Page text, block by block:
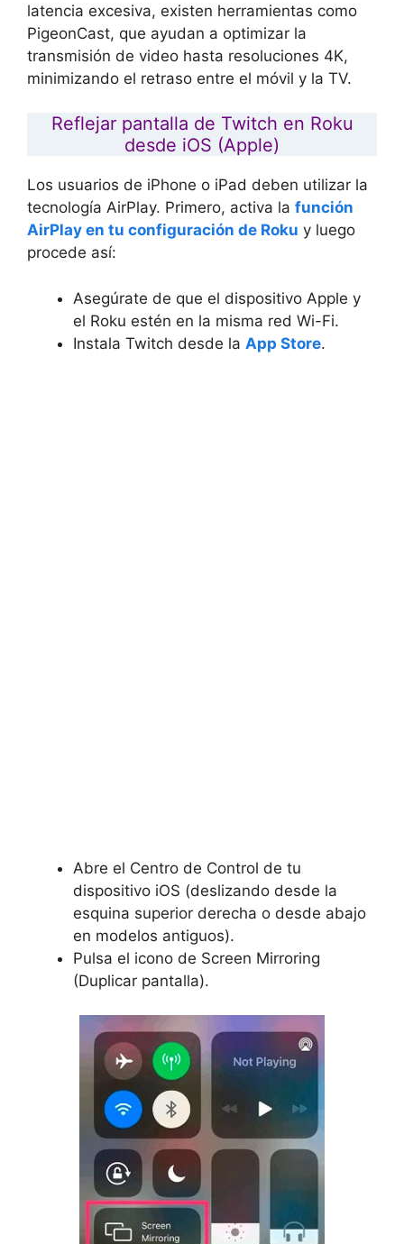
latencia excesiva, existen herramientas como
PigeonCast, que ayudan a optimizar la
transmisión de video hasta resoluciones 4K,
minimizando el retraso entre el móvil y la TV.
Reflejar pantalla de Twitch en Roku
desde iOS (Apple)
Los usuarios de iPhone o iPad deben utilizar la
tecnología AirPlay. Primero, activa la función
AirPlay en tu configuración de Roku y luego
procede así:
Asegúrate de que el dispositivo Apple y
el Roku estén en la misma red Wi-Fi.
Instala Twitch desde la App Store.
Abre el Centro de Control de tu
dispositivo iOS (deslizando desde la
esquina superior derecha o desde abajo
en modelos antiguos).
Pulsa el icono de Screen Mirroring
(Duplicar pantalla).